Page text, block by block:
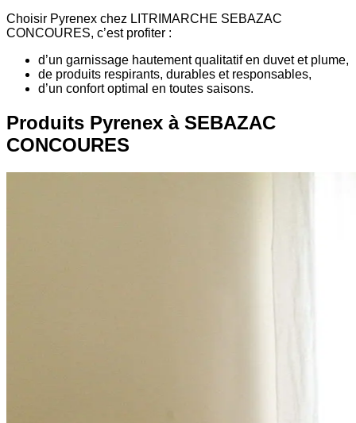
Choisir Pyrenex chez LITRIMARCHE SEBAZAC
CONCOURES, c’est profiter :
d’un garnissage hautement qualitatif en duvet et plume,
de produits respirants, durables et responsables,
d’un confort optimal en toutes saisons.
Produits Pyrenex à SEBAZAC
CONCOURES